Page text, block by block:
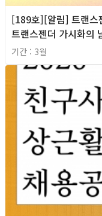
[189호][알림] 트랜스
트랜스젠더 가시화의
기간 : 3월